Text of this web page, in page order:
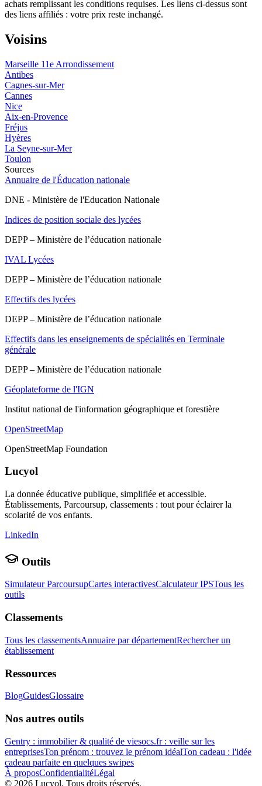
achats remplissant les conditions requises. Les liens ci-dessus sont
des liens affiliés : votre prix reste inchangé.
Voisins
Marseille 11e Arrondissement
Antibes
Cagnes-sur-Mer
Cannes
Nice
Aix-en-Provence
Fréjus
Hyères
La Seyne-sur-Mer
Toulon
Sources
Annuaire de l'Éducation nationale
DNE - Ministère de l'Education Nationale
Indices de position sociale des lycées
DEPP – Ministère de l’éducation nationale
IVAL Lycées
DEPP – Ministère de l’éducation nationale
Effectifs des lycées
DEPP – Ministère de l’éducation nationale
Effectifs dans les enseignements de spécialités en Terminale
générale
DEPP – Ministère de l’éducation nationale
Géoplateforme de l'IGN
Institut national de l'information géographique et forestière
OpenStreetMap
OpenStreetMap Foundation
Lucyol
La donnée éducative publique, simplifiée et accessible.
Établissements, Parcoursup, classements : tout pour éclairer la
scolarité de vos enfants.
LinkedIn
Outils
Simulateur ParcoursupCartes interactivesCalculateur IPSTous les
outils
Classements
Tous les classementsAnnuaire par départementRechercher un
établissement
Ressources
BlogGuidesGlossaire
Nos autres outils
Gentry : immobilier & qualité de viesocs.fr : veille sur les
entreprisesTon prénom : trouvez le prénom idéalTon cadeau : l'idée
cadeau parfaite en quelques swipes
À proposConfidentialitéLégal
© 2026 Lucyol. Tous droits réservés.